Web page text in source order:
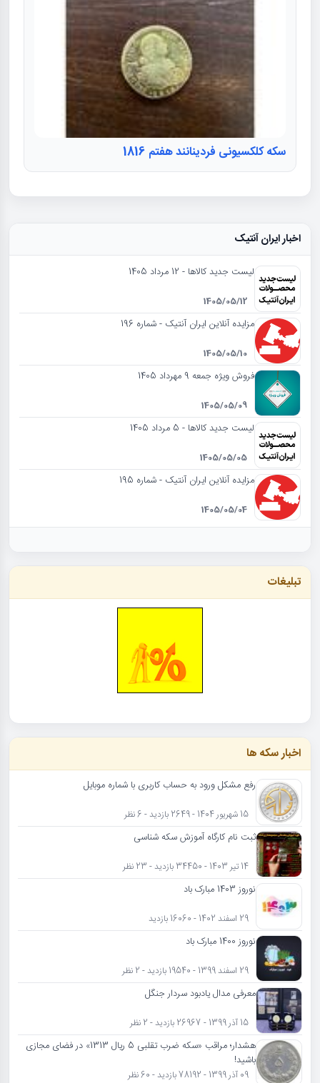
سكه كلكسيونى فردينانند هفتم 1816
اخبار ایران آنتیک
لیست جدید کالاها - 12 مرداد 1405
1405/05/12
مزایده آنلاین ایران آنتیک - شماره 196
1405/05/10
فروش ویژه جمعه 9 مهرداد 1405
1405/05/09
لیست جدید کالاها - 5 مرداد 1405
1405/05/05
مزایده آنلاین ایران آنتیک - شماره 195
1405/05/04
تبلیغات
اخبار سکه ها
رفع مشکل ورود به حساب کاربری با شماره موبایل
15 شهریور 1404 - 2649 بازدید - 6 نظر
ثبت نام کارگاه آموزش سکه شناسی
14 تیر 1403 - 34450 بازدید - 23 نظر
نوروز 1403 مبارک باد
29 اسفند 1402 - 16060 بازدید
نوروز 1400 مبارک باد
29 اسفند 1399 - 19540 بازدید - 2 نظر
معرفی مدال یادبود سردار جنگل
15 آذر 1399 - 26967 بازدید - 2 نظر
هشدار؛ مراقب «سکه ضرب تقلبی 5 ریال 1313» در فضای مجازی
باشید!
09 آذر 1399 - 78192 بازدید - 60 نظر